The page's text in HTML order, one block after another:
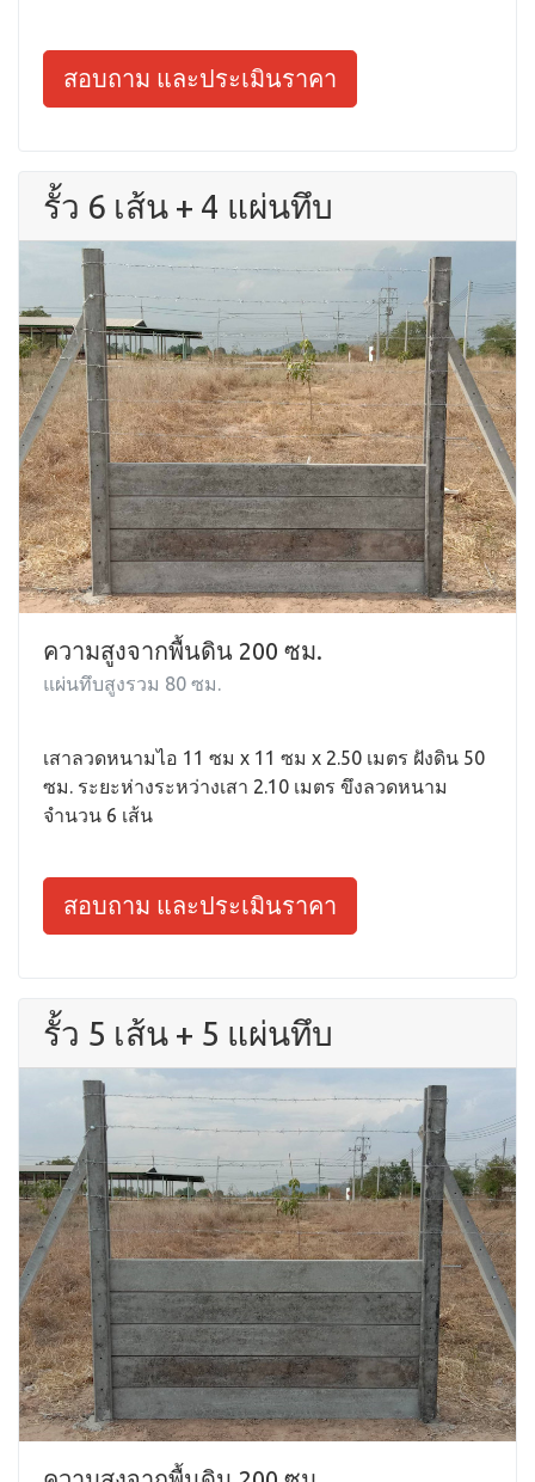
สอบถาม และประเมินราคา
รั้ว 6 เส้น + 4 แผ่นทึบ
ความสูงจากพื้นดิน 200 ซม.
แผ่นทึบสูงรวม 80 ซม.
เสาลวดหนามไอ 11 ซม x 11 ซม x 2.50 เมตร ฝังดิน 50
ซม. ระยะห่างระหว่างเสา 2.10 เมตร ขึงลวดหนาม
จำนวน 6 เส้น
สอบถาม และประเมินราคา
รั้ว 5 เส้น + 5 แผ่นทึบ